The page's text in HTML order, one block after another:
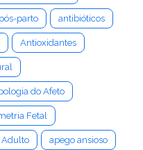
parto antibióticos
Antioxidantes
do Afeto
Fetal
Adulto apego ansioso